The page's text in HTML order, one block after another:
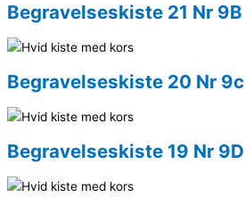
Begravelseskiste 21 Nr 9B
Begravelseskiste 20 Nr 9c
Begravelseskiste 19 Nr 9D